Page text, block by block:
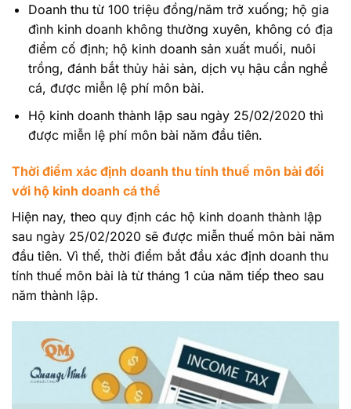
Doanh thu từ 100 triệu đồng/năm trở xuống; hộ gia
đình kinh doanh không thường xuyên, không có địa
điểm cố định; hộ kinh doanh sản xuất muối, nuôi
trồng, đánh bắt thủy hải sản, dịch vụ hậu cần nghề
cá, được miễn lệ phí môn bài.
Hộ kinh doanh thành lập sau ngày 25/02/2020 thì
được miễn lệ phí môn bài năm đầu tiên.
Thời điểm xác định doanh thu tính thuế môn bài đối
với hộ kinh doanh cá thể
Hiện nay, theo quy định các hộ kinh doanh thành lập
sau ngày 25/02/2020 sẽ được miễn thuế môn bài năm
đầu tiên. Vì thế, thời điểm bắt đầu xác định doanh thu
tính thuế môn bài là từ tháng 1 của năm tiếp theo sau
năm thành lập.